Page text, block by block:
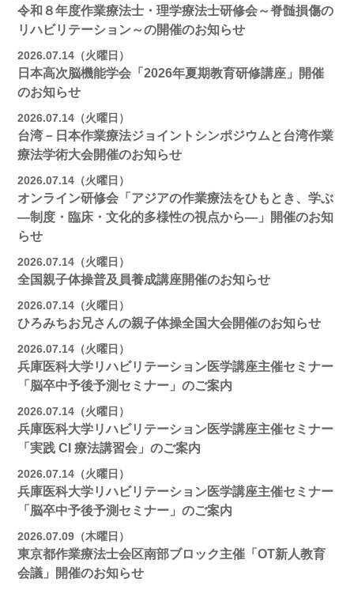
令和８年度作業療法士・理学療法士研修会～脊髄損傷の
リハビリテーション～の開催のお知らせ
2026.07.14（火曜日）
日本高次脳機能学会「2026年夏期教育研修講座」開催
のお知らせ
2026.07.14（火曜日）
台湾－日本作業療法ジョイントシンポジウムと台湾作業
療法学術大会開催のお知らせ
2026.07.14（火曜日）
オンライン研修会「アジアの作業療法をひもとき、学ぶ
―制度・臨床・文化的多様性の視点から―」開催のお知
らせ
2026.07.14（火曜日）
全国親子体操普及員養成講座開催のお知らせ
2026.07.14（火曜日）
ひろみちお兄さんの親子体操全国大会開催のお知らせ
2026.07.14（火曜日）
兵庫医科大学リハビリテーション医学講座主催セミナー
「脳卒中予後予測セミナー」のご案内
2026.07.14（火曜日）
兵庫医科大学リハビリテーション医学講座主催セミナー
「実践 CI 療法講習会」のご案内
2026.07.14（火曜日）
兵庫医科大学リハビリテーション医学講座主催セミナー
「脳卒中予後予測セミナー」のご案内
2026.07.09（木曜日）
東京都作業療法士会区南部ブロック主催「OT新人教育
会議」開催のお知らせ